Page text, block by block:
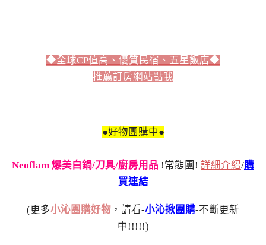
◆全球CP值高、優質民宿、五星飯店◆
推薦訂房網站點我
●好物團購中●
Neoflam 爆美白鍋/刀具/廚房用品 !常態團! 詳細介紹/購
買連結
(更多小沁團購好物 ，請看-小沁揪團購-不斷更新
中!!!!!)